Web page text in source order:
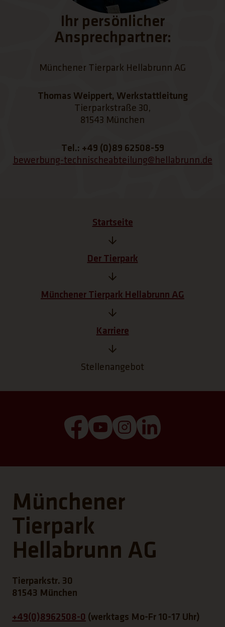
Ihr persönlicher
Ansprechpartner:
Münchener Tierpark Hellabrunn AG
Thomas Weippert, Werkstattleitung
Tierparkstraße 30,
81543 München
Tel.: +49 (0)89 62508-59
bewerbung-technischeabteilung@hellabrunn.de
Startseite
Der Tierpark
Münchener Tierpark Hellabrunn AG
Karriere
Stellenangebot
(Link öffnet einen neuen Tab)
(Link öffnet einen neuen
(Link öffnet einen
Münchener
Tierpark
Hellabrunn AG
Tierparkstr. 30
81543 München
+49(0)8962508-0 (werktags Mo-Fr 10-17 Uhr)